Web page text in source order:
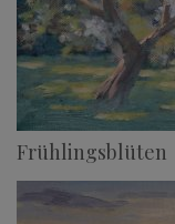
Frühlingsblüten